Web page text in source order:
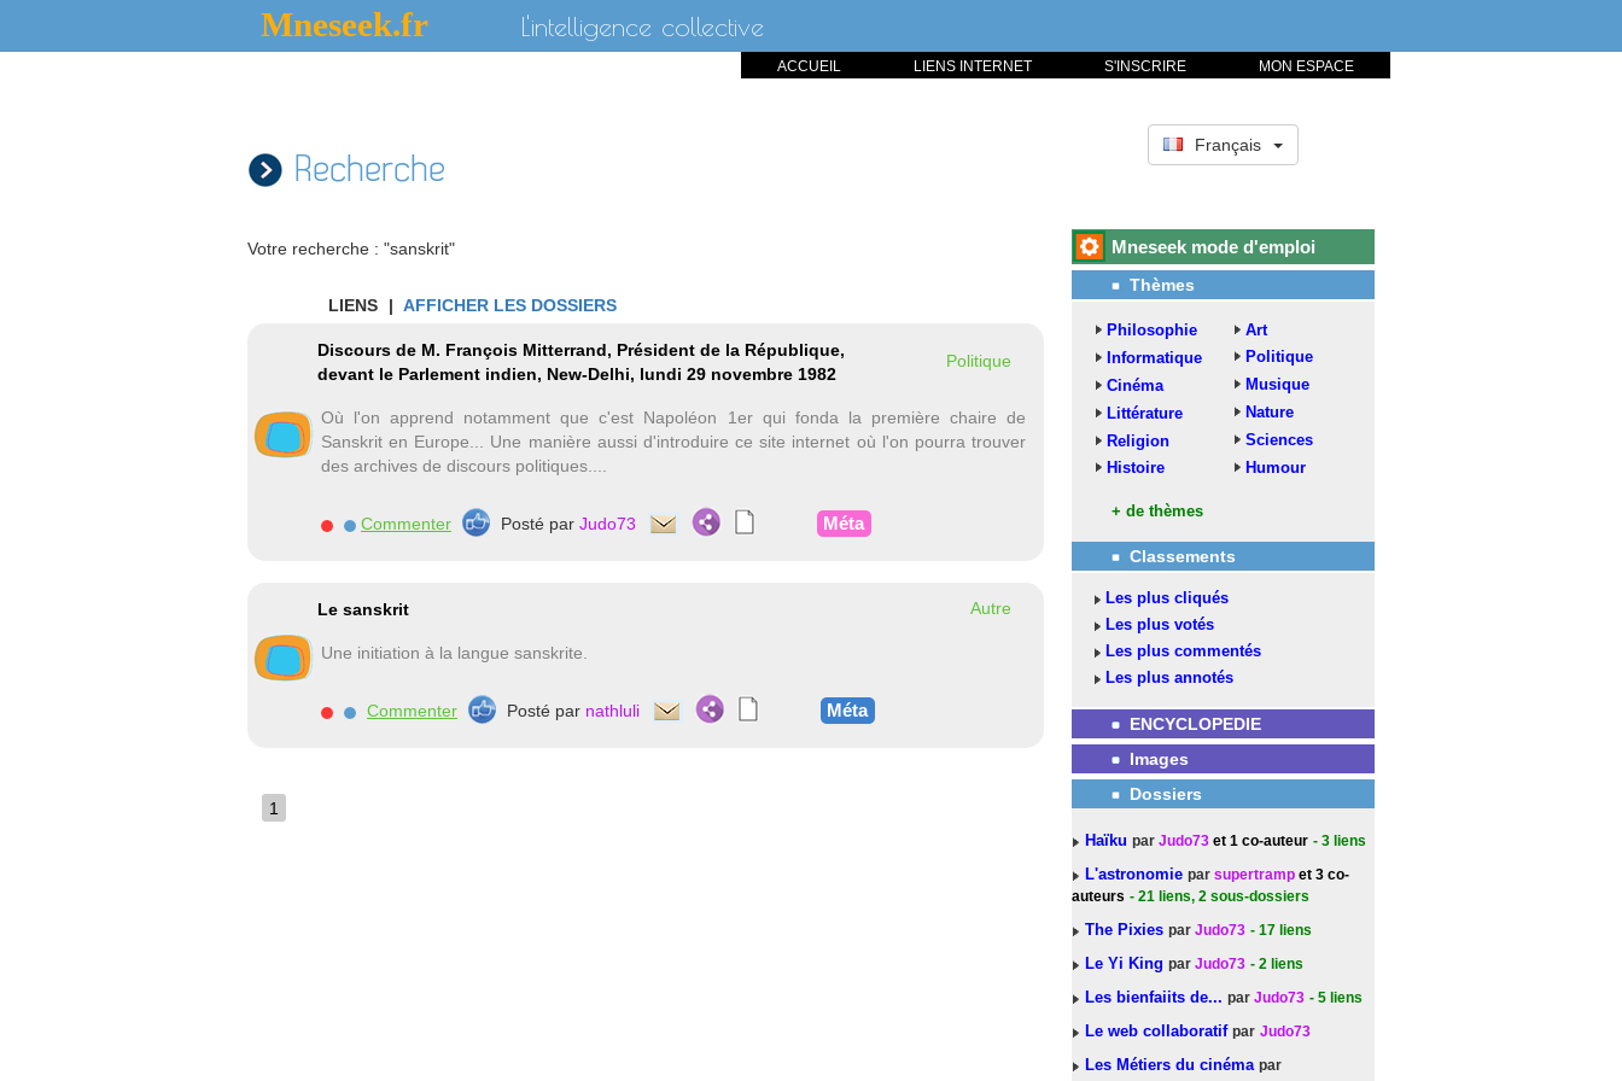
Mneseek.fr L'intelligence collective
MON ESPACE
S'INSCRIRE
LIENS INTERNET
ACCUEIL
Français
Recherche
Votre recherche : "sanskrit"
LIENS | AFFICHER LES DOSSIERS
Discours de M. François Mitterrand, Président de la République,
devant le Parlement indien, New-Delhi, lundi 29 novembre 1982
Politique
Où l'on apprend notamment que c'est Napoléon 1er qui fonda la première chaire de
Sanskrit en Europe... Une manière aussi d'introduire ce site internet où l'on pourra trouver
des archives de discours politiques....
Commenter Posté par Judo73 Méta
Le sanskrit Autre
Une initiation à la langue sanskrite.
Commenter Posté par nathluli Méta
1
Mneseek mode d'emploi
Thèmes
Philosophie
Informatique
Cinéma
Littérature
Religion
Histoire
Art
Politique
Musique
Nature
Sciences
Humour
+ de thèmes
Classements
Les plus cliqués
Les plus votés
Les plus commentés
Les plus annotés
ENCYCLOPEDIE
Images
Dossiers
Haïku par Judo73 et 1 co-auteur - 3 liens
L'astronomie par supertramp et 3 co-
auteurs - 21 liens, 2 sous-dossiers
The Pixies par Judo73 - 17 liens
Le Yi King par Judo73 - 2 liens
Les bienfaiits de... par Judo73 - 5 liens
Le web collaboratif par Judo73
Les Métiers du cinéma par